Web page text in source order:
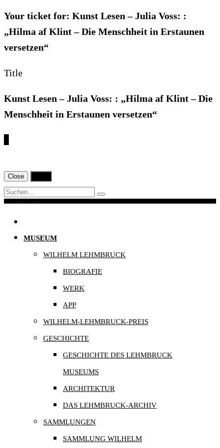
Your ticket for: Kunst Lesen – Julia Voss: :
„Hilma af Klint – Die Menschheit in Erstaunen
versetzen“
Title
Kunst Lesen – Julia Voss: : „Hilma af Klint – Die
Menschheit in Erstaunen versetzen“
Close
Navigation
MUSEUM
WILHELM LEHMBRUCK
BIOGRAFIE
WERK
APP
WILHELM-LEHMBRUCK-PREIS
GESCHICHTE
GESCHICHTE DES LEHMBRUCK
MUSEUMS
ARCHITEKTUR
DAS LEHMBRUCK-ARCHIV
SAMMLUNGEN
SAMMLUNG WILHELM